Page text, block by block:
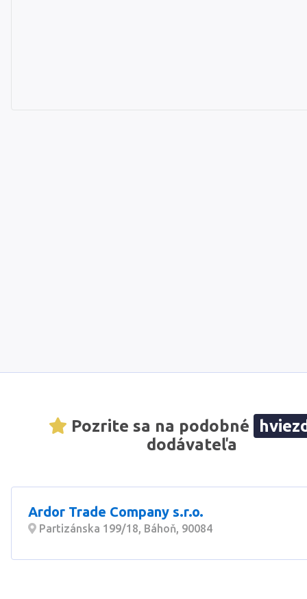
Pozrite sa na podobné
dodávateľa
Ardor Trade Company s.r.o.
Partizánska 199/18, Báhoň, 90084